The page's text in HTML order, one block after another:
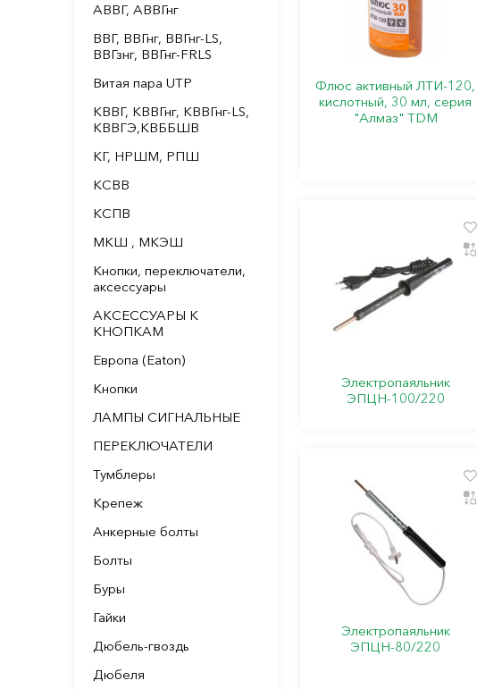
АВВГ, АВВГнг
ВВГ, ВВГнг, ВВГнг-LS,
ВВГзнг, ВВГнг-FRLS
Витая пара UTP
КВВГ, КВВГнг, КВВГнг-LS,
КВВГЭ,КВББШВ
КГ, НРШМ, РПШ
КСВВ
КСПВ
МКШ , МКЭШ
Кнопки, переключатели,
аксессуары
АКСЕССУАРЫ К
КНОПКАМ
Европа (Eaton)
Кнопки
ЛАМПЫ СИГНАЛЬНЫЕ
ПЕРЕКЛЮЧАТЕЛИ
Тумблеры
Крепеж
Анкерные болты
Болты
Буры
Гайки
Дюбель-гвоздь
Дюбеля
Флюс активный ЛТИ-120,
кислотный, 30 мл, серия
"Алмаз" TDM
Электропаяльник
ЭПЦН-100/220
Электропаяльник
ЭПЦН-80/220